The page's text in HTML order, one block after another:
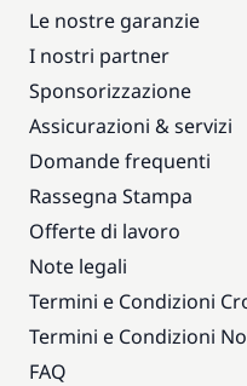
Le nostre garanzie
I nostri partner
Sponsorizzazione
Assicurazioni & servizi
Domande frequenti
Rassegna Stampa
Offerte di lavoro
Note legali
Termini e Condizioni
Termini e Condizioni
FAQ